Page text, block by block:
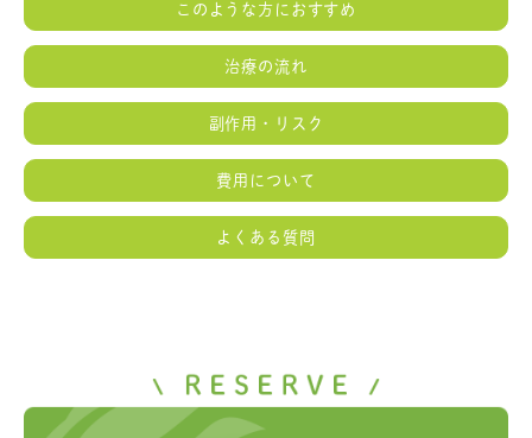
このような方におすすめ
治療の流れ
副作用・リスク
費用について
よくある質問